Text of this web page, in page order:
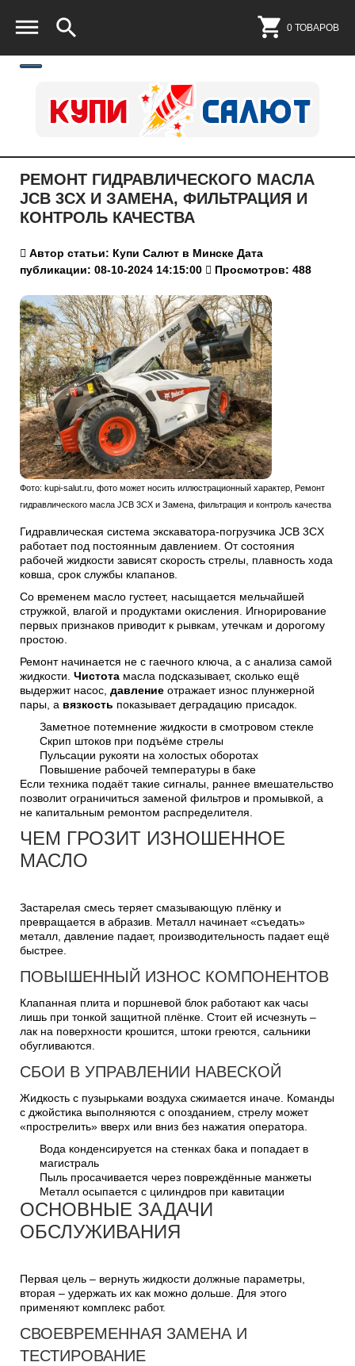
0 ТОВАРОВ
РЕМОНТ ГИДРАВЛИЧЕСКОГО МАСЛА
JCB 3CX И ЗАМЕНА, ФИЛЬТРАЦИЯ И
КОНТРОЛЬ КАЧЕСТВА
Автор статьи: Купи Салют в Минске Дата
публикации: 08-10-2024 14:15:00
Просмотров: 488
Фото: kupi-salut.ru, фото может носить иллюстрационный характер, Ремонт
гидравлического масла JCB 3CX и Замена, фильтрация и контроль качества
Гидравлическая система экскаватора-погрузчика JCB 3CX
работает под постоянным давлением. От состояния
рабочей жидкости зависят скорость стрелы, плавность хода
ковша, срок службы клапанов.
Со временем масло густеет, насыщается мельчайшей
стружкой, влагой и продуктами окисления. Игнорирование
первых признаков приводит к рывкам, утечкам и дорогому
простою.
Ремонт начинается не с гаечного ключа, а с анализа самой
жидкости. Чистота масла подсказывает, сколько ещё
выдержит насос, давление отражает износ плунжерной
пары, а вязкость показывает деградацию присадок.
Заметное потемнение жидкости в смотровом стекле
Скрип штоков при подъёме стрелы
Пульсации рукояти на холостых оборотах
Повышение рабочей температуры в баке
Если техника подаёт такие сигналы, раннее вмешательство
позволит ограничиться заменой фильтров и промывкой, а
не капитальным ремонтом распределителя.
ЧЕМ ГРОЗИТ ИЗНОШЕННОЕ
МАСЛО
Застарелая смесь теряет смазывающую плёнку и
превращается в абразив. Металл начинает «съедать»
металл, давление падает, производительность падает ещё
быстрее.
ПОВЫШЕННЫЙ ИЗНОС КОМПОНЕНТОВ
Клапанная плита и поршневой блок работают как часы
лишь при тонкой защитной плёнке. Стоит ей исчезнуть –
лак на поверхности крошится, штоки греются, сальники
обугливаются.
СБОИ В УПРАВЛЕНИИ НАВЕСКОЙ
Жидкость с пузырьками воздуха сжимается иначе. Команды
с джойстика выполняются с опозданием, стрелу может
«прострелить» вверх или вниз без нажатия оператора.
Вода конденсируется на стенках бака и попадает в
магистраль
Пыль просачивается через повреждённые манжеты
Металл осыпается с цилиндров при кавитации
ОСНОВНЫЕ ЗАДАЧИ
ОБСЛУЖИВАНИЯ
Первая цель – вернуть жидкости должные параметры,
вторая – удержать их как можно дольше. Для этого
применяют комплекс работ.
СВОЕВРЕМЕННАЯ ЗАМЕНА И
ТЕСТИРОВАНИЕ